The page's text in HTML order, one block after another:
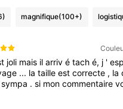
magnifique(100+)
joli mais il arriv é tach é, j ' esp
... latailleestcorrecte , la
sympa .si moncommentaire